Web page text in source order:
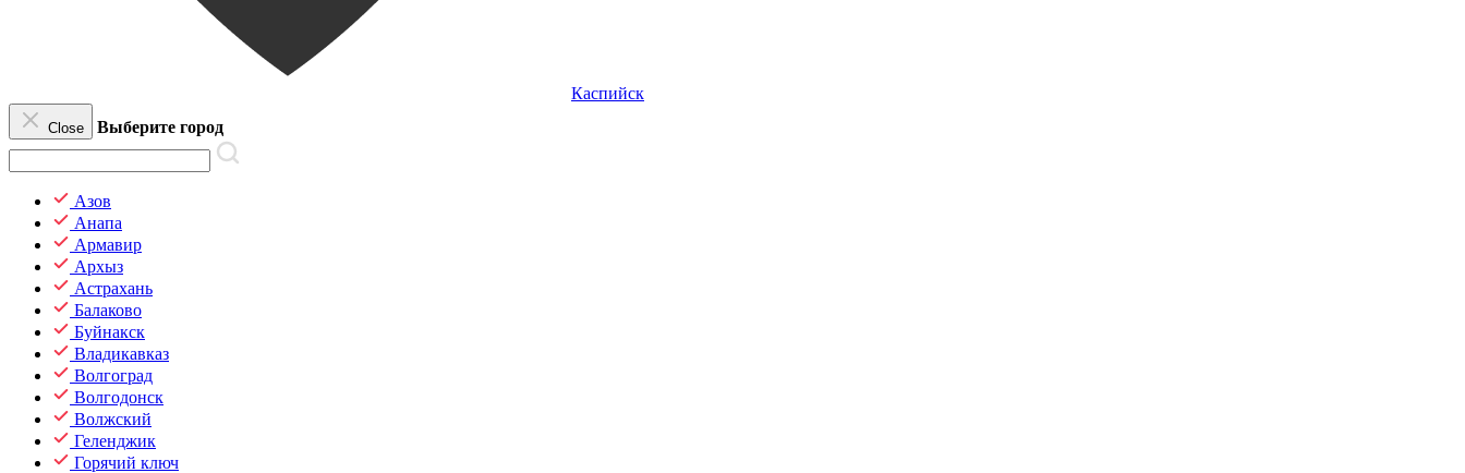
Каспийск
Close Выберите город
Азов
Анапа
Армавир
Архыз
Астрахань
Балаково
Буйнакск
Владикавказ
Волгоград
Волгодонск
Волжский
Геленджик
Горячий ключ